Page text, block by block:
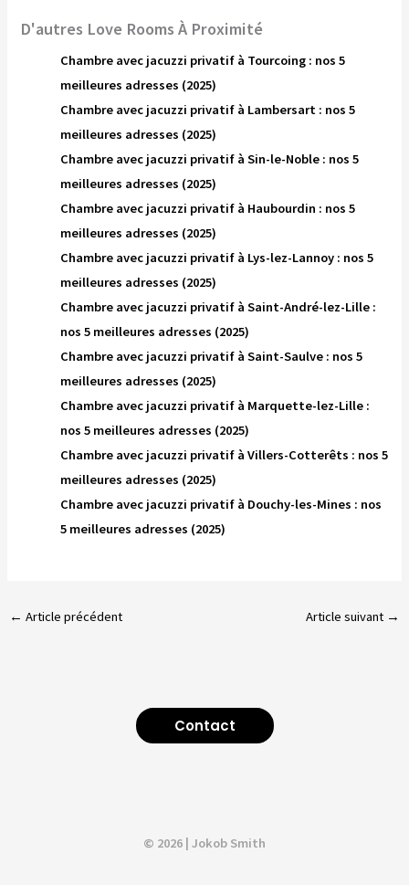
D'autres Love Rooms À Proximité
Chambre avec jacuzzi privatif à Tourcoing : nos 5
meilleures adresses (2025)
Chambre avec jacuzzi privatif à Lambersart : nos 5
meilleures adresses (2025)
Chambre avec jacuzzi privatif à Sin-le-Noble : nos 5
meilleures adresses (2025)
Chambre avec jacuzzi privatif à Haubourdin : nos 5
meilleures adresses (2025)
Chambre avec jacuzzi privatif à Lys-lez-Lannoy : nos 5
meilleures adresses (2025)
Chambre avec jacuzzi privatif à Saint-André-lez-Lille :
nos 5 meilleures adresses (2025)
Chambre avec jacuzzi privatif à Saint-Saulve : nos 5
meilleures adresses (2025)
Chambre avec jacuzzi privatif à Marquette-lez-Lille :
nos 5 meilleures adresses (2025)
Chambre avec jacuzzi privatif à Villers-Cotterêts : nos 5
meilleures adresses (2025)
Chambre avec jacuzzi privatif à Douchy-les-Mines : nos
5 meilleures adresses (2025)
← Article précédent Article suivant →
Contact
© 2026 | Jokob Smith